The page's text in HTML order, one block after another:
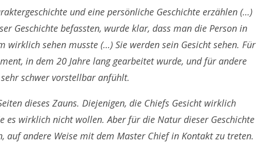
und eine persönliche Geschichte erzählen (…)
Geschichte befassten, wurde klar, dass man die Person in
wirklich sehen musste (…) Sie werden sein Gesicht sehen. Für
in dem 20 Jahre lang gearbeitet wurde, und für andere
schwer vorstellbar anfühlt.
dieses Zauns. Diejenigen, die Chiefs Gesicht wirklich
es wirklich nicht wollen. Aber für die Natur dieser Geschichte
auf andere Weise mit dem Master Chief in Kontakt zu treten.